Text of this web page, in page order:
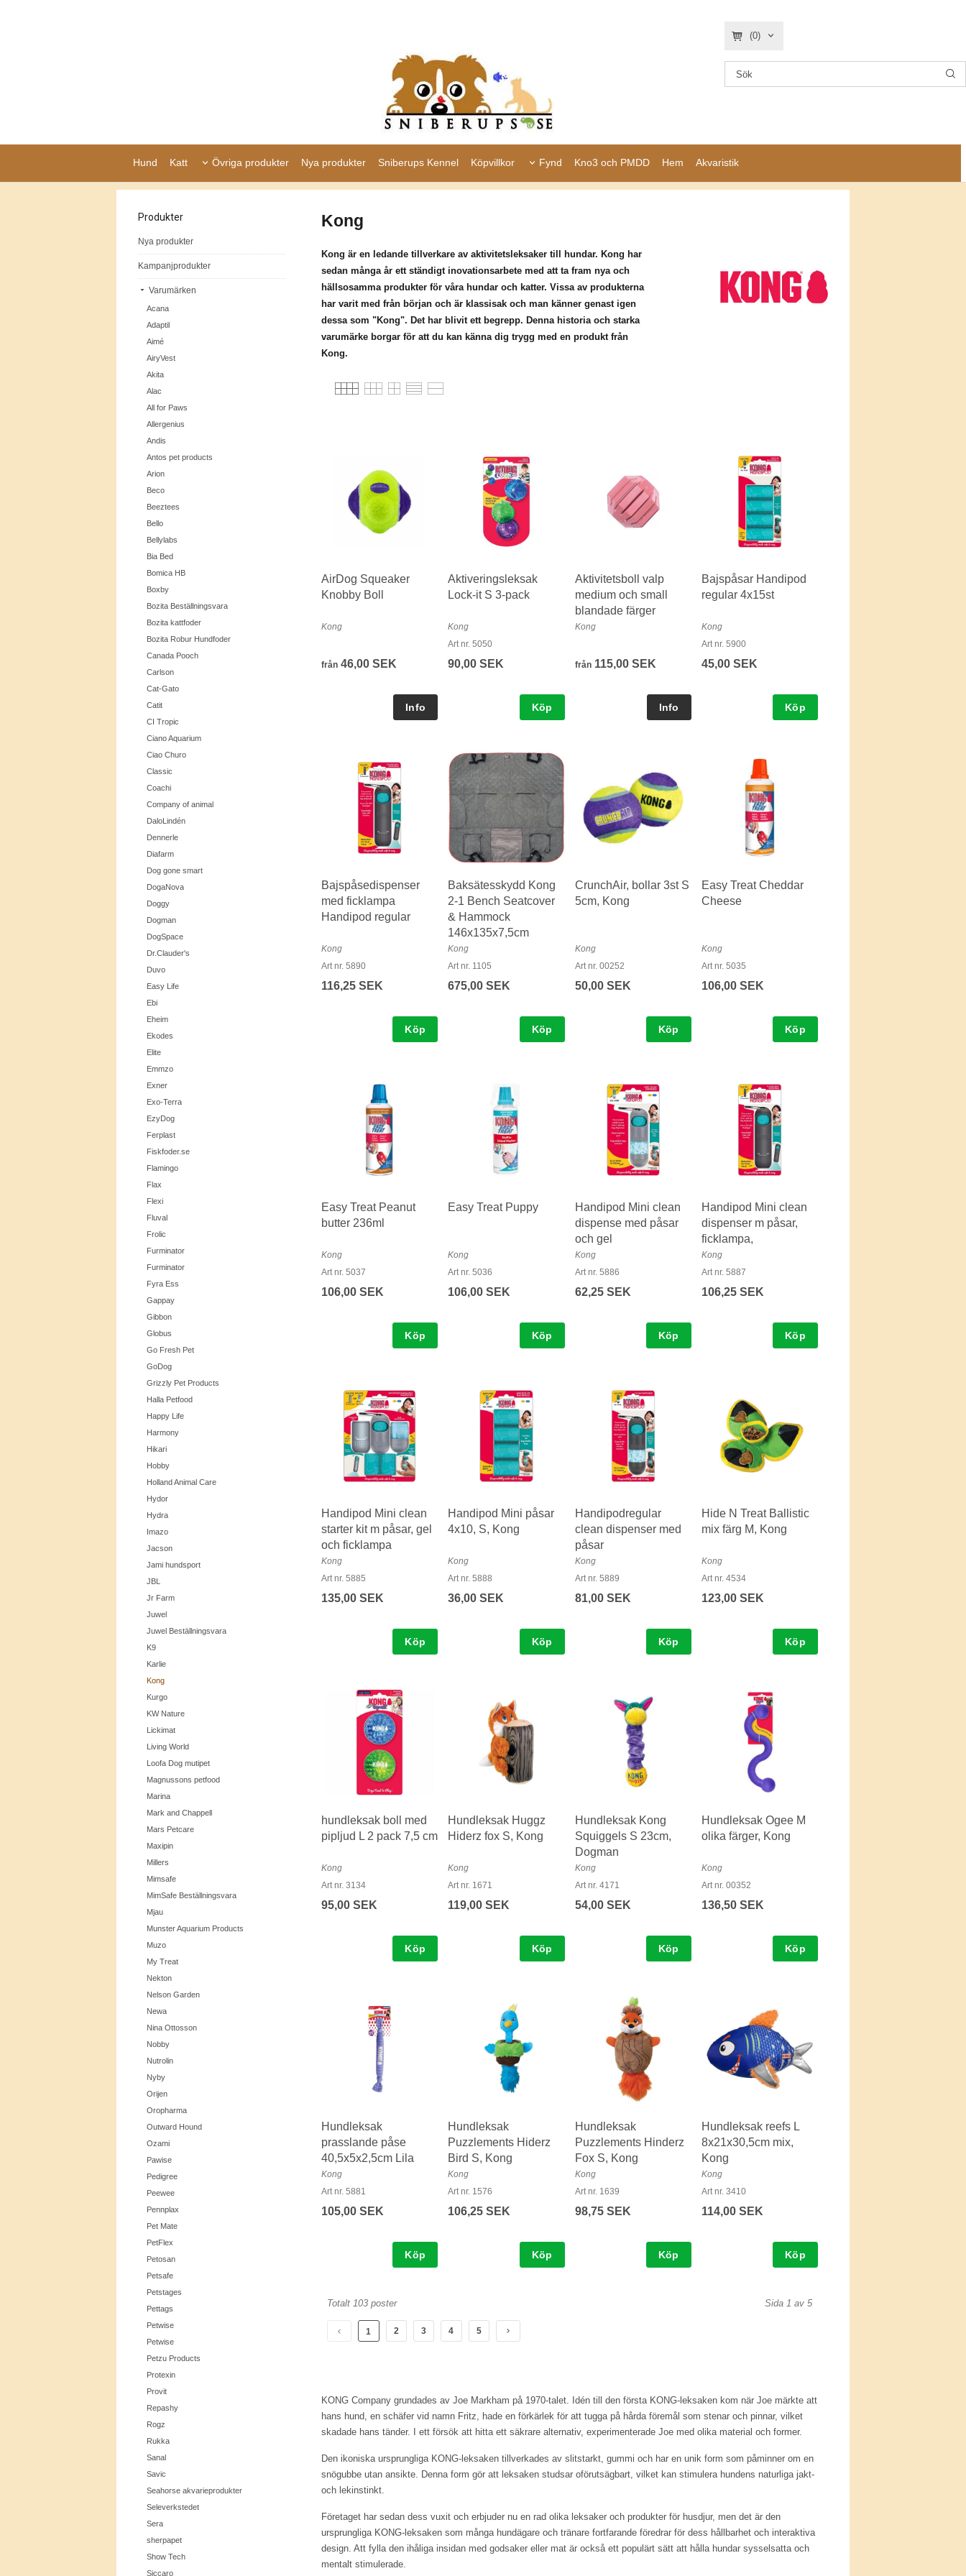
(0)
Hund Katt Övriga produkter Nya produkter Sniberups Kennel Köpvillkor Fynd Kno3 och PMDD Hem Akvaristik
Produkter
Nya produkter
Kampanjprodukter
Varumärken
Acana
Adaptil
Aimé
AiryVest
Akita
Alac
All for Paws
Allergenius
Andis
Antos pet products
Arion
Beco
Beeztees
Bello
Bellylabs
Bia Bed
Bomica HB
Boxby
Bozita Beställningsvara
Bozita kattfoder
Bozita Robur Hundfoder
Canada Pooch
Carlson
Cat-Gato
Catit
CI Tropic
Ciano Aquarium
Ciao Churo
Classic
Coachi
Company of animal
DaloLindén
Dennerle
Diafarm
Dog gone smart
DogaNova
Doggy
Dogman
DogSpace
Dr.Clauder's
Duvo
Easy Life
Ebi
Eheim
Ekodes
Elite
Emmzo
Exner
Exo-Terra
EzyDog
Ferplast
Fiskfoder.se
Flamingo
Flax
Flexi
Fluval
Frolic
Furminator
Furminator
Fyra Ess
Gappay
Gibbon
Globus
Go Fresh Pet
GoDog
Grizzly Pet Products
Halla Petfood
Happy Life
Harmony
Hikari
Hobby
Holland Animal Care
Hydor
Hydra
Imazo
Jacson
Jami hundsport
JBL
Jr Farm
Juwel
Juwel Beställningsvara
K9
Karlie
Kong
Kurgo
KW Nature
Lickimat
Living World
Loofa Dog mutipet
Magnussons petfood
Marina
Mark and Chappell
Mars Petcare
Maxipin
Millers
Mimsafe
MimSafe Beställningsvara
Mjau
Munster Aquarium Products
Muzo
My Treat
Nekton
Nelson Garden
Newa
Nina Ottosson
Nobby
Nutrolin
Nyby
Orijen
Oropharma
Outward Hound
Ozami
Pawise
Pedigree
Peewee
Pennplax
Pet Mate
PetFlex
Petosan
Petsafe
Petstages
Pettags
Petwise
Petwise
Petzu Products
Protexin
Provit
Repashy
Rogz
Rukka
Sanal
Savic
Seahorse akvarieprodukter
Seleverkstedet
Sera
sherpapet
Show Tech
Siccaro
Kong
Kong är en ledande tillverkare av aktivitetsleksaker till hundar. Kong har
sedan många år ett ständigt inovationsarbete med att ta fram nya och
hällsosamma produkter för våra hundar och katter. Vissa av produkterna
har varit med från början och är klassisak och man känner genast igen
dessa som "Kong". Det har blivit ett begrepp. Denna historia och starka
varumärke borgar för att du kan känna dig trygg med en produkt från
Kong.
AirDog Squeaker
Knobby Boll
Kong
från 46,00 SEK
Aktiveringsleksak
Lock-it S 3-pack
Kong
Art nr. 5050
90,00 SEK
Köp
Aktivitetsboll valp
medium och small
blandade färger
Kong
från115,00 SEK
Bajspåsar Handipod
regular 4x15st
Kong
Art nr. 5900
45,00 SEK
Köp
Bajspåsedispenser
med ficklampa
Handipod regular
Kong
Art nr. 5890
116,25 SEK
Köp
Baksätesskydd Kong
2-1 Bench Seatcover
& Hammock
146x135x7,5cm
Kong
Art nr. 1105
675,00 SEK
Köp
CrunchAir, bollar 3st S
5cm, Kong
Kong
Art nr. 00252
50,00 SEK
Köp
Easy Treat Cheddar
Cheese
Kong
Art nr. 5035
106,00 SEK
Köp
Easy Treat Peanut
butter 236ml
Kong
Art nr. 5037
106,00 SEK
Köp
Easy Treat Puppy
Kong
Art nr. 5036
106,00 SEK
Köp
Handipod Mini clean
dispense med påsar
och gel
Kong
Art nr. 5886
62,25 SEK
Köp
Handipod Mini clean
dispenser m påsar,
ficklampa,
Kong
Art nr. 5887
106,25 SEK
Köp
Handipod Mini clean
starter kit m påsar, gel
och ficklampa
Kong
Art nr. 5885
135,00 SEK
Köp
Handipod Mini påsar
4x10, S, Kong
Kong
Art nr. 5888
36,00 SEK
Köp
Handipodregular
clean dispenser med
påsar
Kong
Art nr. 5889
81,00 SEK
Köp
Hide N Treat Ballistic
mix färg M, Kong
Kong
Art nr. 4534
123,00 SEK
Köp
hundleksak boll med
pipljud L 2 pack 7,5 cm
Kong
Art nr. 3134
95,00 SEK
Köp
Hundleksak Huggz
Hiderz fox S, Kong
Kong
Art nr. 1671
119,00 SEK
Köp
Hundleksak Kong
Squiggels S 23cm,
Dogman
Kong
Art nr. 4171
54,00 SEK
Köp
Hundleksak Ogee M
olika färger, Kong
Kong
Art nr. 00352
136,50 SEK
Köp
Hundleksak
prasslande påse
40,5x5x2,5cm Lila
Kong
Art nr. 5881
105,00 SEK
Köp
Hundleksak
Puzzlements Hiderz
Bird S, Kong
Kong
Art nr. 1576
106,25 SEK
Köp
Hundleksak
Puzzlements Hinderz
Fox S, Kong
Kong
Art nr. 1639
98,75 SEK
Köp
Hundleksak reefs L
8x21x30,5cm mix,
Kong
Kong
Art nr. 3410
114,00 SEK
Köp
Totalt 103 poster Sida 1 av 5
1 2 3 4 5
KONG Company grundades av Joe Markham på 1970-talet. Idén till den första KONG-leksaken kom när Joe märkte att
hans hund, en schäfer vid namn Fritz, hade en förkärlek för att tugga på hårda föremål som stenar och pinnar, vilket
skadade hans tänder. I ett försök att hitta ett säkrare alternativ, experimenterade Joe med olika material och former.
Den ikoniska ursprungliga KONG-leksaken tillverkades av slitstarkt, gummi och har en unik form som påminner om en
snögubbe utan ansikte. Denna form gör att leksaken studsar oförutsägbart, vilket kan stimulera hundens naturliga jakt-
och lekinstinkt.
Företaget har sedan dess vuxit och erbjuder nu en rad olika leksaker och produkter för husdjur, men det är den
ursprungliga KONG-leksaken som många hundägare och tränare fortfarande föredrar för dess hållbarhet och interaktiva
design. Att fylla den ihåliga insidan med godsaker eller mat är också ett populärt sätt att hålla hundar sysselsatta och
mentalt stimulerade.